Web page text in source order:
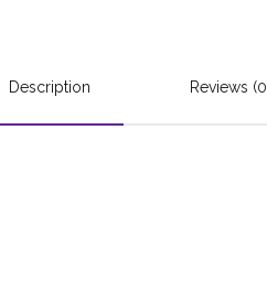
Description Reviews